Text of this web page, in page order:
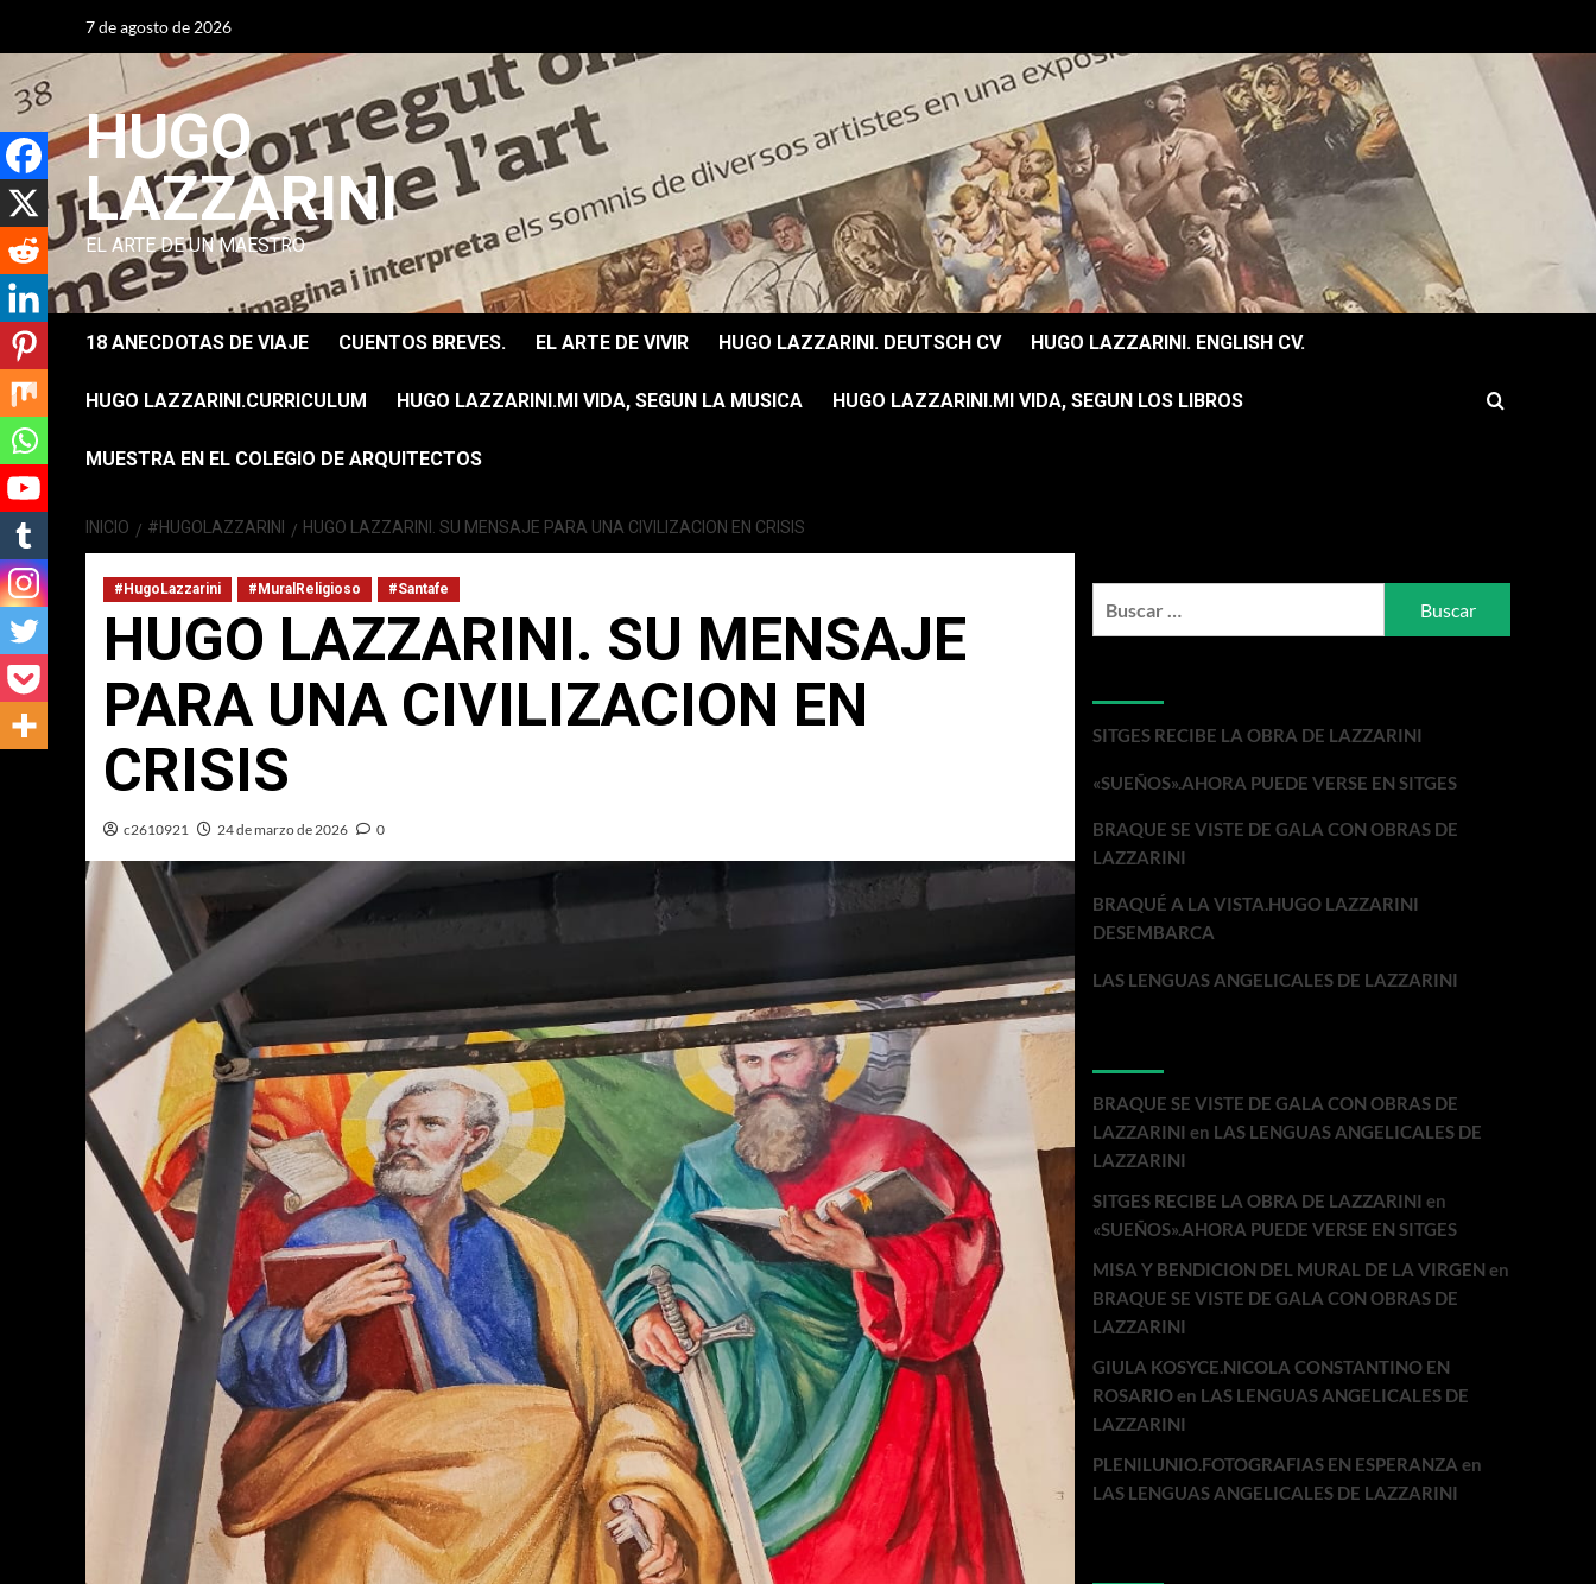
contenido
7 de agosto de 2026
HUGO
LAZZARINI
EL ARTE DE UN MAESTRO
18 ANECDOTAS DE VIAJE CUENTOS BREVES. EL ARTE DE VIVIR HUGO LAZZARINI. DEUTSCH CV HUGO LAZZARINI. ENGLISH CV.
HUGO LAZZARINI.CURRICULUM HUGO LAZZARINI.MI VIDA, SEGUN LA MUSICA HUGO LAZZARINI.MI VIDA, SEGUN LOS LIBROS
MUESTRA EN EL COLEGIO DE ARQUITECTOS
INICIO #HUGOLAZZARINI HUGO LAZZARINI. SU MENSAJE PARA UNA CIVILIZACION EN CRISIS
#HugoLazzarini #MuralReligioso #Santafe
HUGO LAZZARINI. SU MENSAJE
PARA UNA CIVILIZACION EN
CRISIS
c2610921 24 de marzo de 2026 0
SITGES RECIBE LA OBRA DE LAZZARINI
«SUEÑOS».AHORA PUEDE VERSE EN SITGES
BRAQUE SE VISTE DE GALA CON OBRAS DE
LAZZARINI
BRAQUÉ A LA VISTA.HUGO LAZZARINI
DESEMBARCA
LAS LENGUAS ANGELICALES DE LAZZARINI
BRAQUE SE VISTE DE GALA CON OBRAS DE
LAZZARINI en LAS LENGUAS ANGELICALES DE
LAZZARINI
SITGES RECIBE LA OBRA DE LAZZARINI en
«SUEÑOS».AHORA PUEDE VERSE EN SITGES
MISA Y BENDICION DEL MURAL DE LA VIRGEN en
BRAQUE SE VISTE DE GALA CON OBRAS DE
LAZZARINI
GIULA KOSYCE.NICOLA CONSTANTINO EN
ROSARIOen LAS LENGUAS ANGELICALES DE
LAZZARINI
PLENILUNIO.FOTOGRAFIAS EN ESPERANZA en
LAS LENGUAS ANGELICALES DE LAZZARINI